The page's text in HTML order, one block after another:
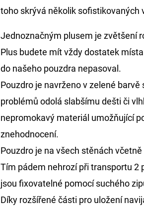
hvězdiček.
toho skrývá několik sofistikovaných
Jednoznačným plusem je zvětšení
Plus budete mít vždy dostatek
do našeho pouzdra nepasoval.
Pouzdro je navrženo v zelené
problémů odolá slabšímu dešti či
nepromokavý materiál umožňující
znehodnocení.
Pouzdro je na všech stěnách
Tím pádem nehrozí při transportu 2
jsou fixovatelné pomocí suchého
Díky rozšířené části pro uložení